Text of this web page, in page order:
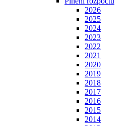
2026
2025
2024
2023
2022
2021
2020
2019
2018
2017
2016
2015
2014